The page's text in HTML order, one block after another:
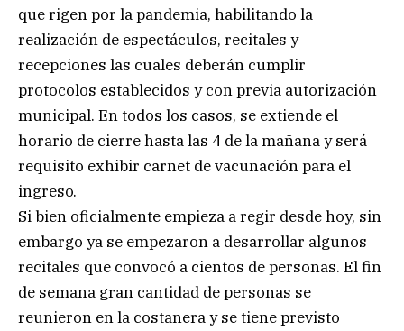
que rigen por la pandemia, habilitando la
realización de espectáculos, recitales y
recepciones las cuales deberán cumplir
protocolos establecidos y con previa autorización
municipal. En todos los casos, se extiende el
horario de cierre hasta las 4 de la mañana y será
requisito exhibir carnet de vacunación para el
ingreso.
Si bien oficialmente empieza a regir desde hoy, sin
embargo ya se empezaron a desarrollar algunos
recitales que convocó a cientos de personas. El fin
de semana gran cantidad de personas se
reunieron en la costanera y se tiene previsto